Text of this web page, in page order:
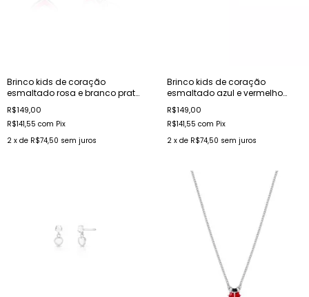
Brinco kids de coração
esmaltado rosa e branco prata
lisa
R$149,00
R$141,55 com Pix
2 x de R$74,50 sem juros
Brinco kids de coração
esmaltado azul e vermelho
prata lisa
R$149,00
R$141,55 com Pix
2 x de R$74,50 sem juros